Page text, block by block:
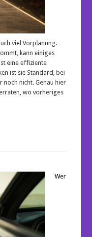
viel Vorplanung.
kann einiges
eine effiziente
ist sie Standard, bei
noch nicht. Genau hier
wo vorheriges
Wer